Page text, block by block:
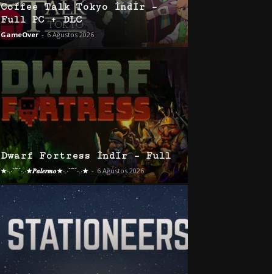
Coffee Talk Tokyo İndir –
Full PC + DLC
GameOver - 6 Ağustos 2026
Dwarf Fortress İndir – Full
★·.·´¯`·.·★𝑷𝒂𝒍𝒆𝒓𝒎𝒐★·.·´¯`·.·★ - 6 Ağustos 2026